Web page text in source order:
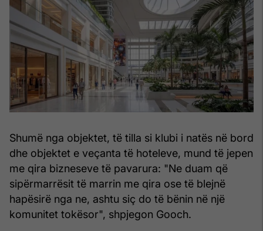
Shumë nga objektet, të tilla si klubi i natës në bord
dhe objektet e veçanta të hoteleve, mund të jepen
me qira bizneseve të pavarura: "Ne duam që
sipërmarrësit të marrin me qira ose të blejnë
hapësirë nga ne, ashtu siç do të bënin në një
komunitet tokësor", shpjegon Gooch.